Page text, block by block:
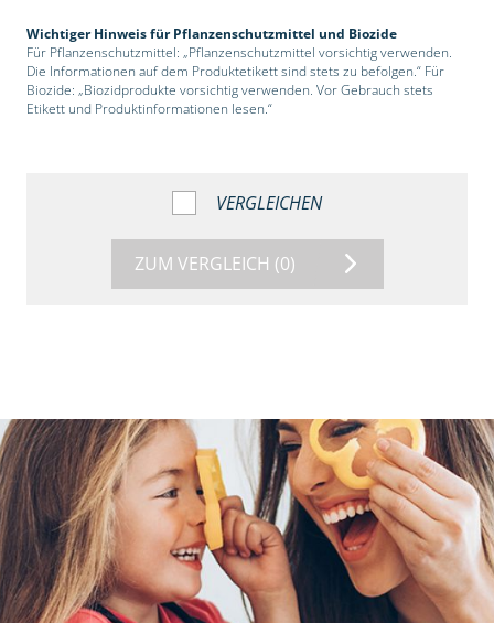
Wichtiger Hinweis für Pflanzenschutzmittel und Biozide
Für Pflanzenschutzmittel: „Pflanzenschutzmittel vorsichtig verwenden.
Die Informationen auf dem Produktetikett sind stets zu befolgen.“ Für
Biozide: „Biozidprodukte vorsichtig verwenden. Vor Gebrauch stets
Etikett und Produktinformationen lesen.“
VERGLEICHEN
ZUM VERGLEICH (0)